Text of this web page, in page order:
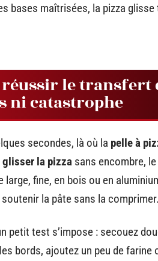
bases maîtrisées, la pizza
le transfert
ni catastrophe
secondes, là où la pelle à
la pizza sans encombre, le
large, fine, en bois ou en
la pâte sans la comprimer.
petit test s’impose : secouez
bords, ajoutez un peu de farine